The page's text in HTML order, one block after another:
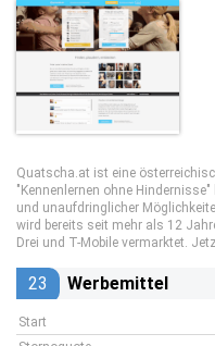
Quatscha.at ist eine
"Kennenlernen ohne
und unaufdringlicher
wird bereits seit mehr als 12
Drei und T-Mobile vermarktet.
23 Werbemittel
Start